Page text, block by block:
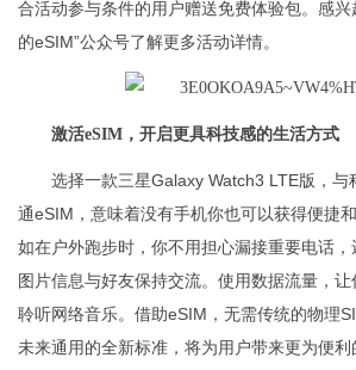
合活动参与条件的用户赠送免费体验包。感兴
的eSIM”公众号了解更多活动详情。
激活eSIM，开启更具科技感的生活方式
选择一款三星Galaxy Watch3 LTE版，与
通eSIM，意味着没有手机你也可以获得便捷
如在户外跑步时，你不用担心漏接重要电话
图片信息与好友保持交流。使用数据流量，
聆听网络音乐。借助eSIM，无需传统的物理
未来通用的全新标准，将为用户带来更为便利